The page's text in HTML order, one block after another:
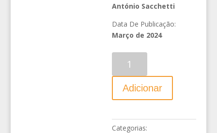
António Sacchetti
Data De Publicação:
Março de 2024
Adicionar
Categorias: